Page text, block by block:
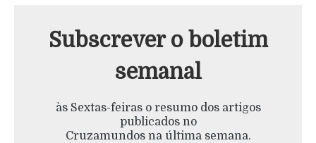
Subscrever o boletim
semanal
às Sextas-feiras o resumo dos artigos
publicados no
Cruzamundos na última semana.